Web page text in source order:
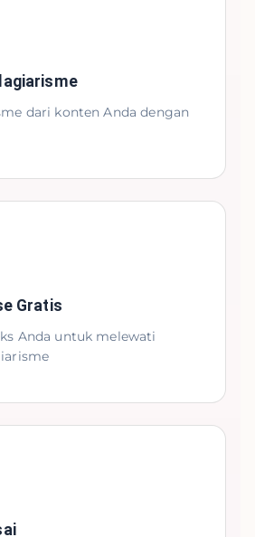
dari konten Anda dengan
Gratis
Anda untuk melewati